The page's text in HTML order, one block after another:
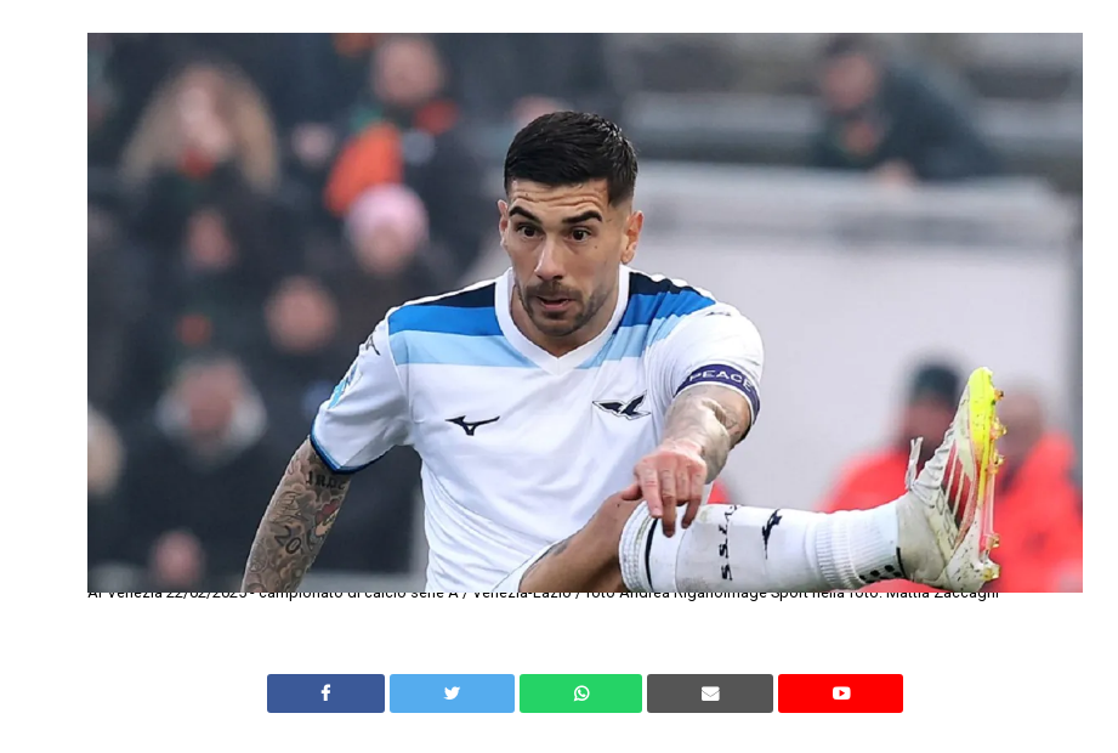
Ar Venezia 22/02/2025 - campionato di calcio serie A / Venezia-Lazio / foto Andrea RiganoImage Sport nella foto: Mattia Zaccagni